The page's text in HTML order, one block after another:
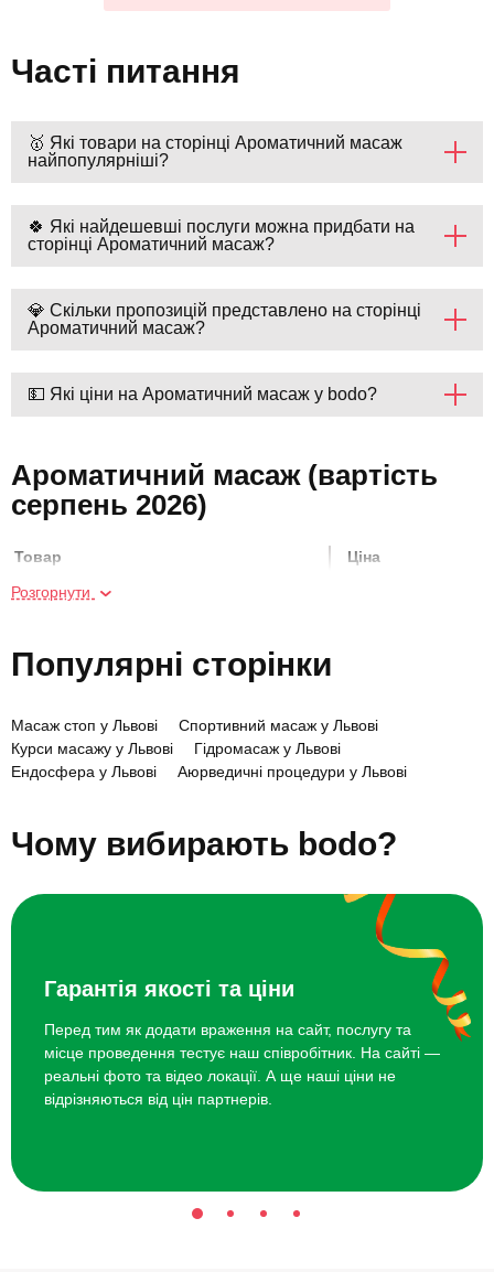
Часті питання
🥇 Які товари на сторінці Ароматичний масаж
найпопулярніші?
🍀 Які найдешевші послуги можна придбати на
сторінці Ароматичний масаж?
💎 Скільки пропозицій представлено на сторінці
Ароматичний масаж?
💵 Які ціни на Ароматичний масаж у bodo?
Ароматичний масаж (вартість
серпень 2026)
Товар Ціна
Аромамасаж
Аромамасаж для двох 2800 грн
Сабай-масаж 1700 грн
Масаж гарячими аромасвічками 1350 грн
Розгорнути
Популярні сторінки
Масаж стоп у Львові
Спортивний масаж у Львові
Курси масажу у Львові
Гідромасаж у Львові
Ендосфера у Львові
Аюрведичні процедури у Львові
Чому вибирають bodo?
Гарантія якості та ціни
Перед тим як додати враження на сайт, послугу та
місце проведення тестує наш співробітник. На сайті —
реальні фото та відео локації. А ще наші ціни не
відрізняються від цін партнерів.